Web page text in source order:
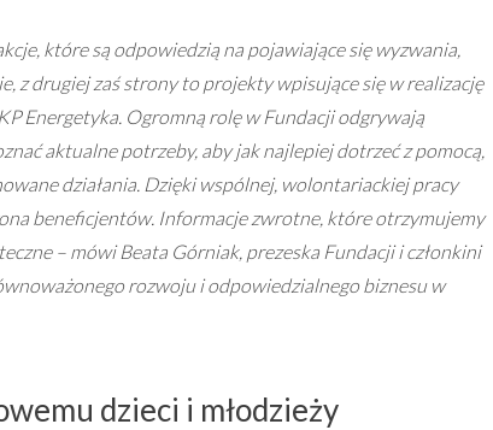
które są odpowiedzią na pojawiające się wyzwania,
z drugiej zaś strony to projekty wpisujące się w realizację
Energetyka. Ogromną rolę w Fundacji odgrywają
aktualne potrzeby, aby jak najlepiej dotrzeć z pomocą,
działania. Dzięki wspólnej, wolontariackiej pracy
beneficjentów. Informacje zwrotne, które otrzymujemy
– mówi Beata Górniak, prezeska Fundacji i członkini
rozwoju i odpowiedzialnego biznesu w
dzieci i młodzieży